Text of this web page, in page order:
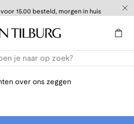
15.00 besteld, morgen in huis
over ons zeggen